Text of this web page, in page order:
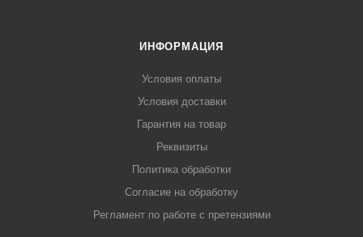
ИНФОРМАЦИЯ
Условия оплаты
Условия доставки
Гарантия на товар
Реквизиты
Политика обработки
Согласие на обработку
Регламент по работе с претензиями